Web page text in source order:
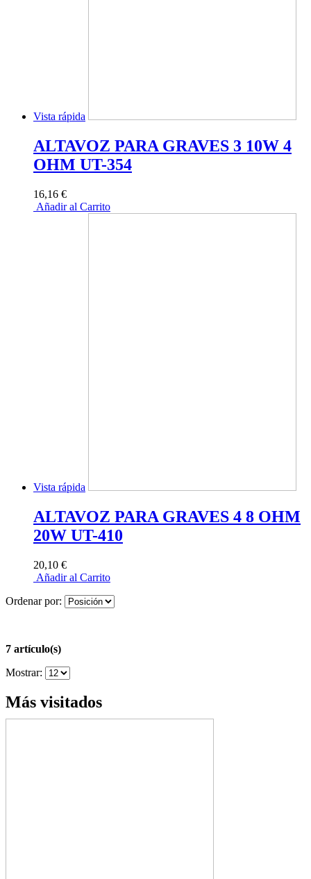
Vista rápida
ALTAVOZ PARA GRAVES 3 10W 4
OHM UT-354
16,16 €
Añadir al Carrito
Vista rápida
ALTAVOZ PARA GRAVES 4 8 OHM
20W UT-410
20,10 €
Añadir al Carrito
Ordenar por:
7 artículo(s)
Mostrar:
Más visitados